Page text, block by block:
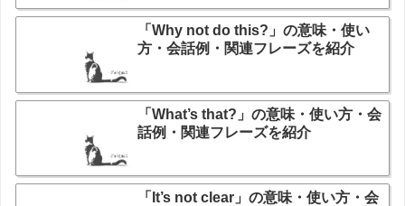
「Why not do this?」の意味・使い
方・会話例・関連フレーズを紹介
「What’s that?」の意味・使い方・会
話例・関連フレーズを紹介
「It’s not clear」の意味・使い方・会